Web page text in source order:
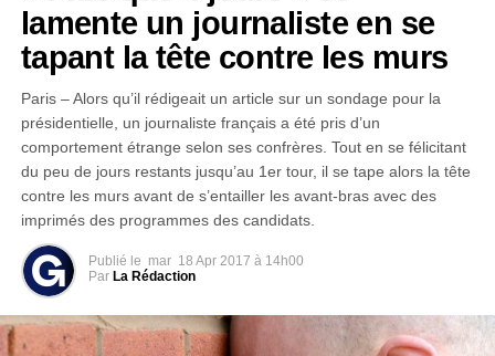
lamente un journaliste en se
tapant la tête contre les murs
Paris – Alors qu’il rédigeait un article sur un sondage pour la
présidentielle, un journaliste français a été pris d’un
comportement étrange selon ses confrères. Tout en se félicitant
du peu de jours restants jusqu’au 1er tour, il se tape alors la tête
contre les murs avant de s’entailler les avant-bras avec des
imprimés des programmes des candidats.
Publié le mar 18 Apr 2017 à 14h00
Par La Rédaction